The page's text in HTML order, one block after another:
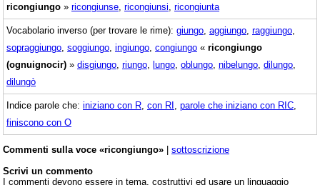
ricongiungo » ricongiunse ricongiunsi ricongiunta
Vocabolario inverso (per trovare le rime): giungo aggiungo raggiungo
sopraggiungo soggiungo ingiungo congiungo « ricongiungo
(ognuignocir) » disgiungo riungo lungo oblungo nibelungo dilungo
dilungò
Indice parole che: iniziano con R con RI parole che iniziano con RIC
finiscono con O
Commenti sulla voce «ricongiungo» | sottoscrizione
Scrivi un commento
I commenti devono essere in tema, costruttivi ed usare un linguaggio